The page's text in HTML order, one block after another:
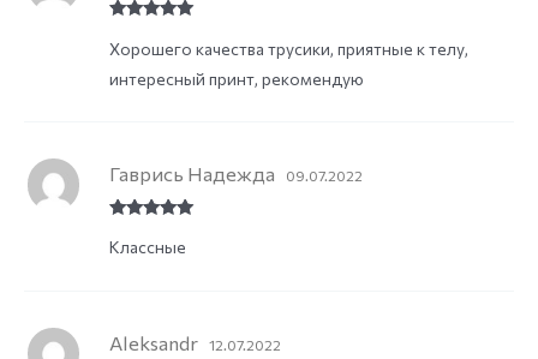
of 5
Хорошего качества трусики, приятные к телу,
интересный принт, рекомендую
of 5
Гаврись Надежда 09.07.2022
Классные
Aleksandr 12.07.2022